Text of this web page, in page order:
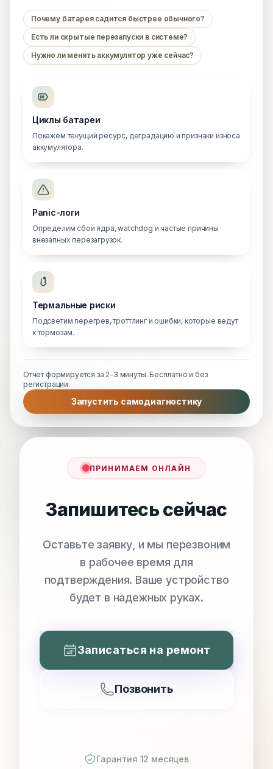
Почему батарея садится быстрее обычного?
Есть ли скрытые перезапуски в системе?
Нужно ли менять аккумулятор уже сейчас?
Циклы батареи
Покажем текущий ресурс, деградацию и признаки износа
аккумулятора.
Panic-логи
Определим сбои ядра, watchdog и частые причины
внезапных перезагрузок.
Термальные риски
Подсветим перегрев, троттлинг и ошибки, которые ведут
к тормозам.
Отчет формируется за 2-3 минуты. Бесплатно и без
регистрации.
Запустить самодиагностику
ПРИНИМАЕМ ОНЛАЙН
Запишитесь сейчас
Оставьте заявку, и мы перезвоним
в рабочее время для
подтверждения. Ваше устройство
будет в надежных руках.
Записаться на ремонт
Позвонить
Гарантия 12 месяцев